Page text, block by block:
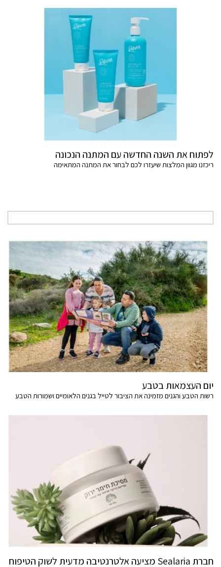
לפתוח את השנה החדשה עם המתנה הנכונה
ריכזנו מגוון המלצות שיעזרו לכם לבחור את המתנה המתאימה
יום העצמאות בטבע
רשות הטבע והגנים מזמינה את הציבור לטייל בגנים הלאומיים ושמורות הטבע
חברת Sealaria מציעה אלטרנטיבה מדעית לשוק הטיפוח